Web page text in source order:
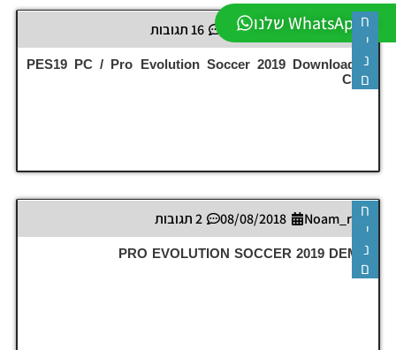
ה-WhatsApp שלנו Noam_r
26/11/2018 16 תגובות
PES19 PC / Pro Evolution Soccer 2019 Download –
CPY
ח
י
נ
ם
Noam_r
08/08/2018 2 תגובות
PRO EVOLUTION SOCCER 2019 DEMO
ח
י
נ
ם